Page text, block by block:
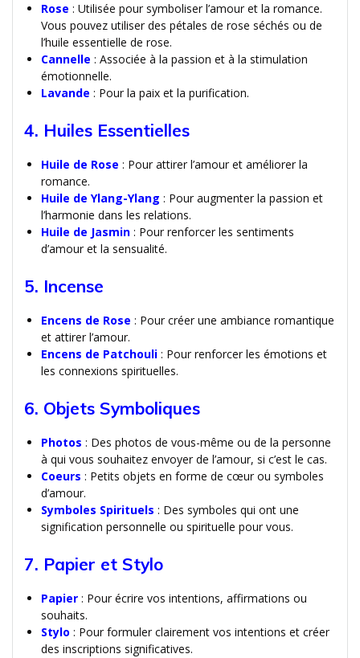
Rose : Utilisée pour symboliser l’amour et la romance.
Vous pouvez utiliser des pétales de rose séchés ou de
l’huile essentielle de rose.
Cannelle : Associée à la passion et à la stimulation
émotionnelle.
Lavande : Pour la paix et la purification.
4. Huiles Essentielles
Huile de Rose : Pour attirer l’amour et améliorer la
romance.
Huile de Ylang-Ylang : Pour augmenter la passion et
l’harmonie dans les relations.
Huile de Jasmin : Pour renforcer les sentiments
d’amour et la sensualité.
5. Incense
Encens de Rose : Pour créer une ambiance romantique
et attirer l’amour.
Encens de Patchouli : Pour renforcer les émotions et
les connexions spirituelles.
6. Objets Symboliques
Photos : Des photos de vous-même ou de la personne
à qui vous souhaitez envoyer de l’amour, si c’est le cas.
Coeurs : Petits objets en forme de cœur ou symboles
d’amour.
Symboles Spirituels : Des symboles qui ont une
signification personnelle ou spirituelle pour vous.
7. Papier et Stylo
Papier : Pour écrire vos intentions, affirmations ou
souhaits.
Stylo : Pour formuler clairement vos intentions et créer
des inscriptions significatives.